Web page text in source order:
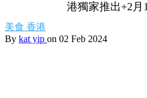
港獨家推出+2月
美食 香港
By kat yip on 02 Feb 2024